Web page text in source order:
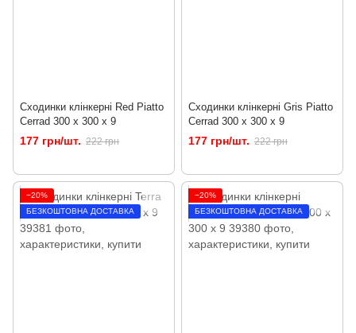
Сходинки клінкерні Red Piatto
Cerrad 300 x 300 x 9
177 грн/шт. 222 грн
Сходинки клінкерні Gris Piatto
Cerrad 300 x 300 x 9
177 грн/шт. 222 грн
−20%
БЕЗКОШТОВНА ДОСТАВКА
−20%
БЕЗКОШТОВНА ДОСТАВКА